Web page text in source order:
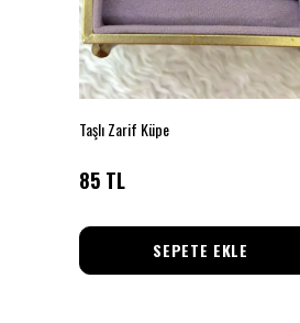
Taşlı Zarif Küpe
85 TL
SEPETE EKLE